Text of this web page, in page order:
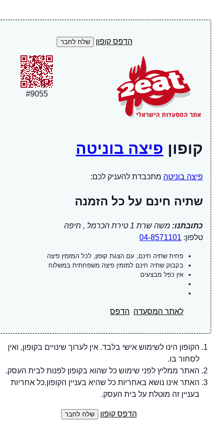
הדפס קופון
#9055
קופון פיצה בוניטה
פיצה בוניטה מתכבדת להעניק לכם:
שתיה חינם על כל הזמנה
כתובתנו: משה שרת 1 טירת הכרמל , חיפה
טלפון: 04-8571101
פחית שתיה חינם, עם הצגת קופון, לכל המזמין פיצה
בקבוק שתיה חינם למזמין פיצה משפחתית במשלוח
אין כפל מבצעים
לאתר המסעדה הדפס
הקופון הינו לשימוש אישי בלבד. אין לערוך שינויים בקופון, ואין
לסחור בו.
האתר ממליץ לפני שימוש כל שהוא בקופון לפנות לבית העסק.
האתר אינו נושא באחריות כל שהיא בעניין הקופון.כל אחריות
בעניין זה מוטלת על בית העסק.
הדפס קופון